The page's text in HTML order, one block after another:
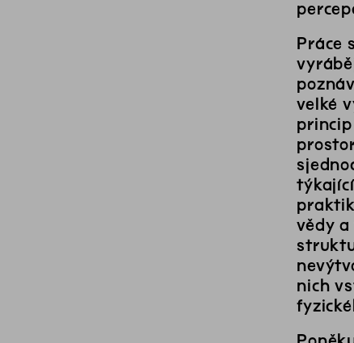
Práce
velké
vědy
nich